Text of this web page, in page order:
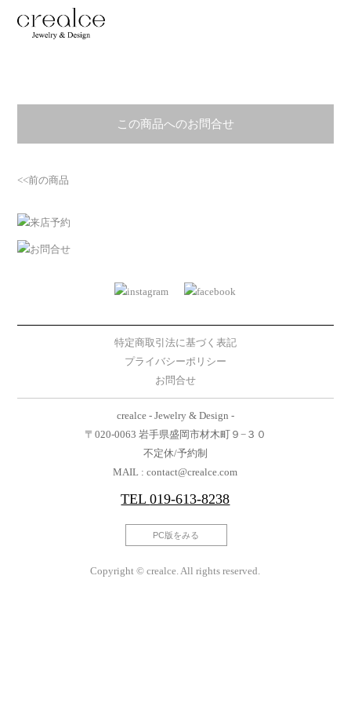
この商品へのお問合せ
<<前の商品
特定商取引法に基づく表記
プライバシーポリシー
お問合せ
crealce - Jewelry & Design -
〒020-0063 岩手県盛岡市材木町９−３０
不定休/予約制
MAIL : contact@crealce.com
TEL019-613-8238
PC版をみる
Copyright © crealce. All rights reserved.